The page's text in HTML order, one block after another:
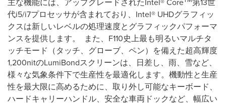
代i5/i7プロセッサが含まれており、Intel® UHDグラフィッ
クスは新しいレベルの処理速度とグラフィックパフォーマ
ンスを提供します。 また、F110史上最も明るいマルチタ
ッチモード（タッチ、グローブ、ペン）を備えた超高輝度
1,200nitのLumiBondスクリーンは、日差し、雨、雪など、
様々な気象条件下で生産性を最適化します。機動性と生産
性を最大限に高めるために、取り外し可能なキーボード、
ハードキャリーハンドル、安全な車両ドックなど、幅広い